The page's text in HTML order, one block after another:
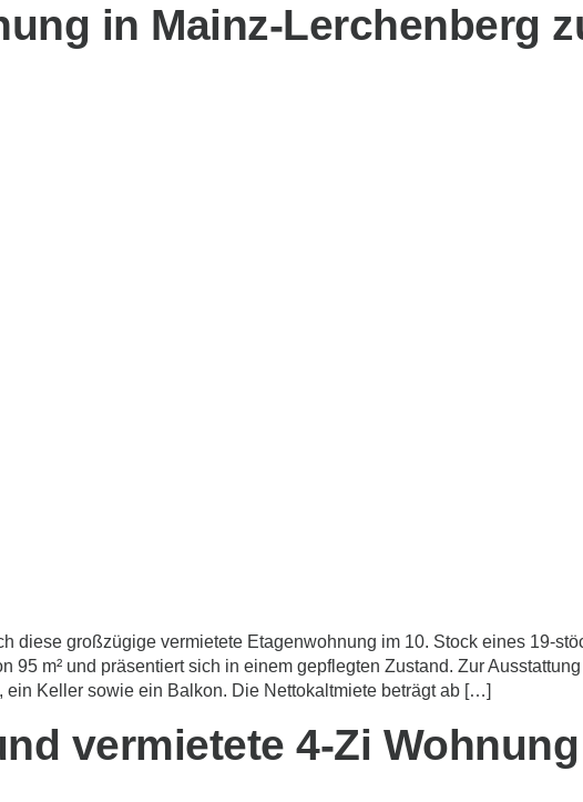
in Mainz-Lerchenberg
diese großzügige vermietete Etagenwohnung im 10. Stock eines 19-
95 m² und präsentiert sich in einem gepflegten Zustand. Zur
ein Keller sowie ein Balkon. Die Nettokaltmiete beträgt ab […]
vermietete 4-Zi